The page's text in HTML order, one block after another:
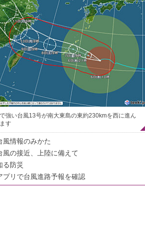
強い台風13号が南大東島の東約230kmを西に進ん
す
風情報のみかた
風の接近、上陸に備えて
る防災
プリで台風進路予報を確認